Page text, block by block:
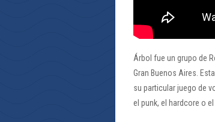
Árbol fue un grupo de
Gran Buenos Aires.
su particular juego de
el punk, el hardcore o